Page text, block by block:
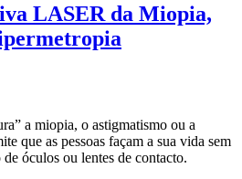
LASER da Miopia,
a miopia, o astigmatismo ou a
que as pessoas façam a sua vida sem
óculos ou lentes de contacto.